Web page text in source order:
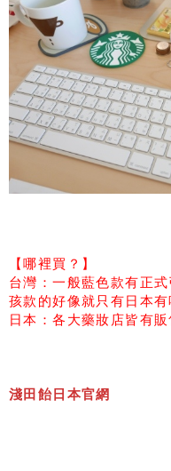
【哪裡買？】
台灣：一般藍色款有正
孩款的好像就只有日本有
日本：各大藥妝店皆有販
淺田飴日本官網